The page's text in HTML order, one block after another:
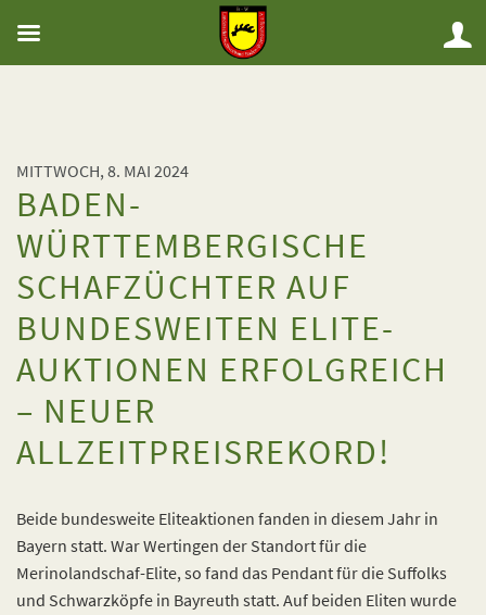
MITTWOCH, 8. MAI 2024
BADEN-
WÜRTTEMBERGISCHE
SCHAFZÜCHTER AUF
BUNDESWEITEN ELITE-
AUKTIONEN ERFOLGREICH
– NEUER
ALLZEITPREISREKORD!
Beide bundesweite Eliteaktionen fanden in diesem Jahr in
Bayern statt. War Wertingen der Standort für die
Merinolandschaf-Elite, so fand das Pendant für die Suffolks
und Schwarzköpfe in Bayreuth statt. Auf beiden Eliten wurde